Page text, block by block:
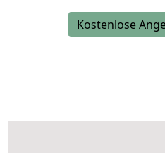
Kostenlose